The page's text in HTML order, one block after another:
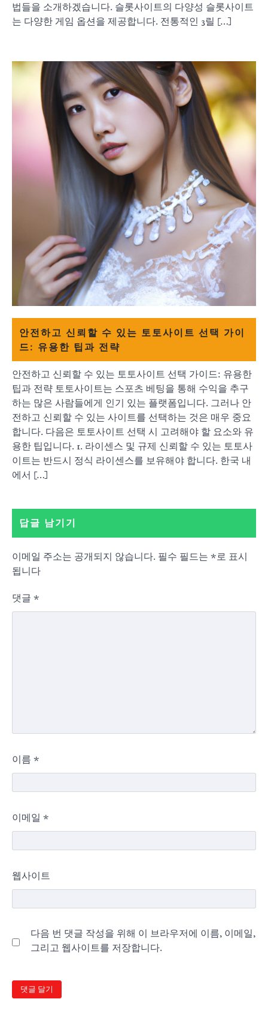
법들을 소개하겠습니다. 슬롯사이트의 다양성 슬롯사이트
는 다양한 게임 옵션을 제공합니다. 전통적인 3릴 […]
안전하고 신뢰할 수 있는 토토사이트 선택 가이
드: 유용한 팁과 전략
안전하고 신뢰할 수 있는 토토사이트 선택 가이드: 유용한
팁과 전략 토토사이트는 스포츠 베팅을 통해 수익을 추구
하는 많은 사람들에게 인기 있는 플랫폼입니다. 그러나 안
전하고 신뢰할 수 있는 사이트를 선택하는 것은 매우 중요
합니다. 다음은 토토사이트 선택 시 고려해야 할 요소와 유
용한 팁입니다. 1. 라이센스 및 규제 신뢰할 수 있는 토토사
이트는 반드시 정식 라이센스를 보유해야 합니다. 한국 내
에서 […]
답글 남기기
이메일 주소는 공개되지 않습니다. 필수 필드는 *로 표시
됩니다
댓글 *
이름 *
이메일 *
웹사이트
다음 번 댓글 작성을 위해 이 브라우저에 이름, 이메일,
그리고 웹사이트를 저장합니다.